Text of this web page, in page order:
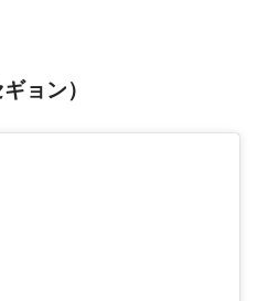
ョン）